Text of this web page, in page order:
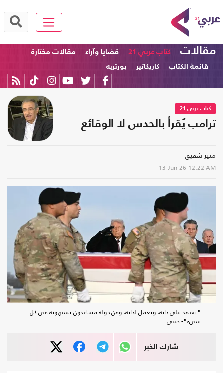
مقالات كتاب عربي 21 قضايا وآراء
مقالات مختارة
قائمة الكتاب
كاريكاتير بورتريه
كتاب عربي 21
ترامب يُقرأ بالحدس لا الوقائع
منير شفيق
13-Jun-26 12:22 AM
"يعتمد على ذاته، ويعمل لذاته، ومن حوله مساعدون يشبهونه في كل
شيء"- جيتي
شارك الخبر